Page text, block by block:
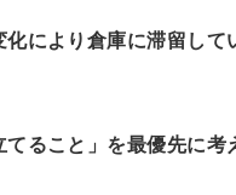
により倉庫に滞留し
てること」を最優先に